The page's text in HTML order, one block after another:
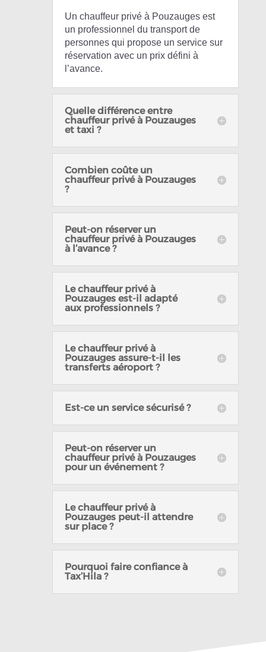
Un chauffeur privé à Pouzauges est
un professionnel du transport de
personnes qui propose un service sur
réservation avec un prix défini à
l’avance.
Quelle différence entre
chauffeur privé à Pouzauges
et taxi ?
Combien coûte un
chauffeur privé à Pouzauges
?
Peut-on réserver un
chauffeur privé à Pouzauges
à l’avance ?
Le chauffeur privé à
Pouzauges est-il adapté
aux professionnels ?
Le chauffeur privé à
Pouzauges assure-t-il les
transferts aéroport ?
Est-ce un service sécurisé ?
Peut-on réserver un
chauffeur privé à Pouzauges
pour un événement ?
Le chauffeur privé à
Pouzauges peut-il attendre
sur place ?
Pourquoi faire confiance à
Tax’Hila ?